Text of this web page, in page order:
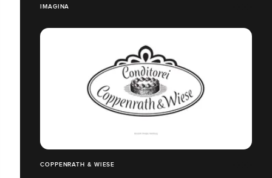
IMAGINA
COPPENRATH & WIESE